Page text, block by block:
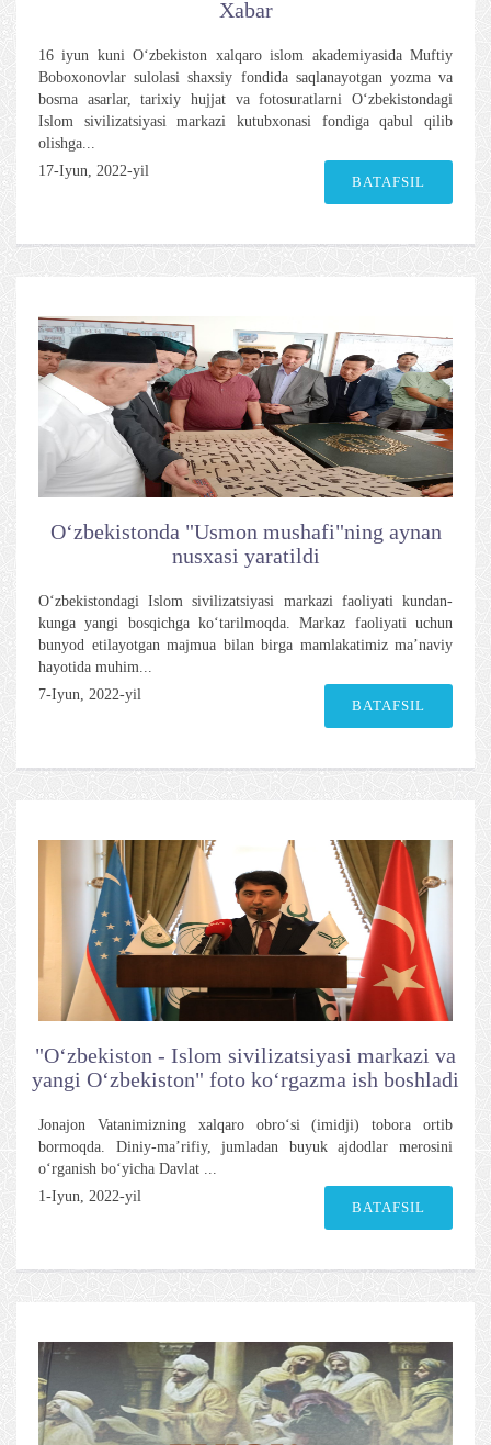
Xabar
16 iyun kuni O‘zbekiston xalqaro islom akademiyasida Muftiy
Boboxonovlar sulolasi shaxsiy fondida saqlanayotgan yozma va
bosma asarlar, tarixiy hujjat va fotosuratlarni O‘zbekistondagi
Islom sivilizatsiyasi markazi kutubxonasi fondiga qabul qilib
olishga...
17-Iyun, 2022-yil
BATAFSIL
O‘zbekistonda "Usmon mushafi"ning aynan
nusxasi yaratildi
O‘zbekistondagi Islom sivilizatsiyasi markazi faoliyati kundan-
kunga yangi bosqichga ko‘tarilmoqda. Markaz faoliyati uchun
bunyod etilayotgan majmua bilan birga mamlakatimiz ma’naviy
hayotida muhim...
7-Iyun, 2022-yil
BATAFSIL
"O‘zbekiston - Islom sivilizatsiyasi markazi va
yangi O‘zbekiston" foto ko‘rgazma ish boshladi
Jonajon Vatanimizning xalqaro obro‘si (imidji) tobora ortib
bormoqda. Diniy-ma’rifiy, jumladan buyuk ajdodlar merosini
o‘rganish bo‘yicha Davlat ...
1-Iyun, 2022-yil
BATAFSIL